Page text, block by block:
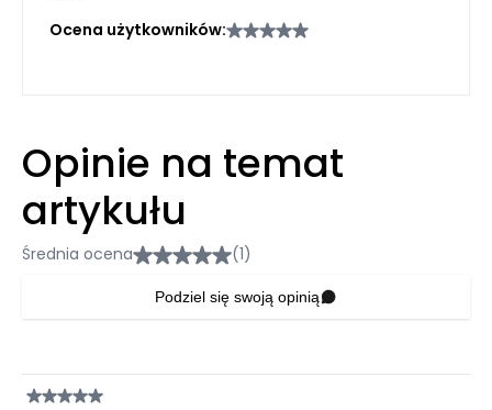
Ocena użytkowników:
Opinie na temat
artykułu
Średnia ocena (1)
Podziel się swoją opinią